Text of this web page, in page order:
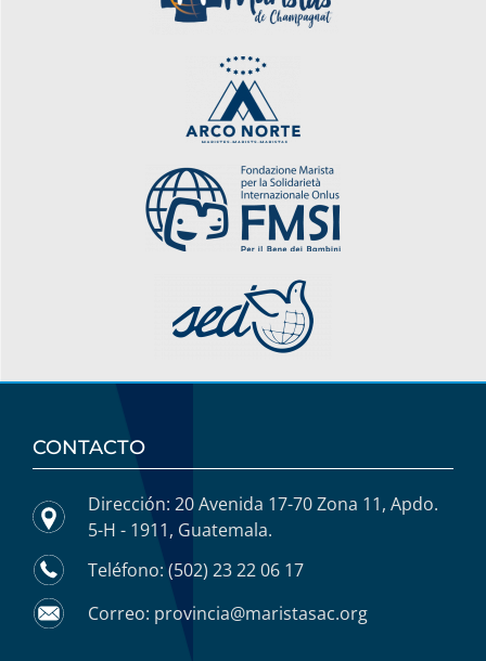
CONTACTO
Dirección: 20 Avenida 17-70 Zona 11, Apdo.
5-H - 1911, Guatemala.
Teléfono: (502) 23 22 06 17
Correo: provincia@maristasac.org